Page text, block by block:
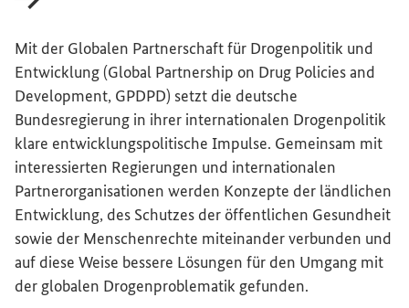
Mit der Globalen Partnerschaft für Drogenpolitik und
Entwicklung (Global Partnership on Drug Policiesand
Development, GPDPD) setzt die deutsche
Bundesregierung in ihrer internationalen Drogenpolitik
klare entwicklungspolitische Impulse. Gemeinsam mit
interessierten Regierungen und internationalen
Partnerorganisationen werden Konzepte der ländlichen
Entwicklung, des Schutzes der öffentlichen Gesundheit
sowie der Menschenrechte miteinander verbunden und
auf diese Weise bessere Lösungen für den Umgang mit
der globalen Drogenproblematik gefunden.